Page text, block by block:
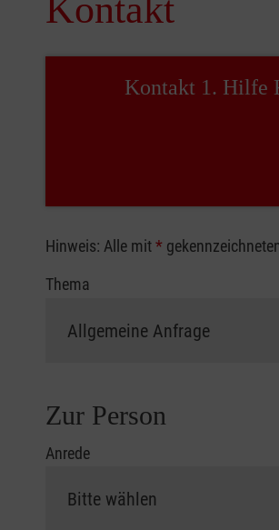
Kontakt
Kontakt 1. Hilfe
Hinweis: Alle mit*
Thema
Zur Person
Anrede